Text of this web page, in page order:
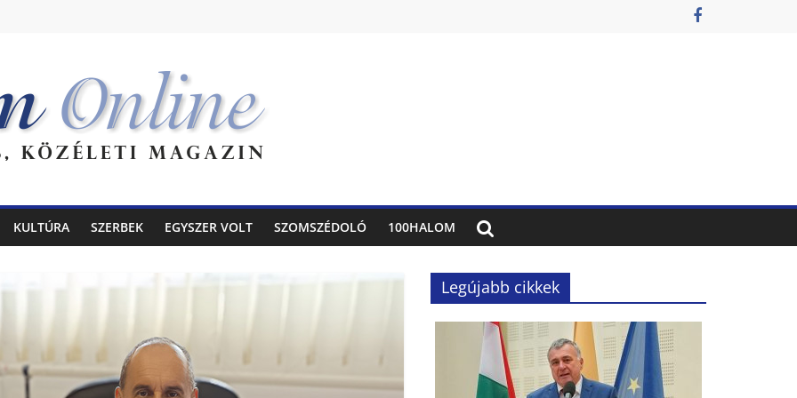
KULTÚRA SZERBEK EGYSZER VOLT SZOMSZÉDOLÓ 100HALOM
Legújabb cikkek